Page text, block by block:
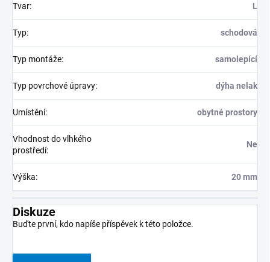
Tvar: L
Typ: schodová
Typ montáže: samolepící
Typ povrchové úpravy: dýha nelak
Umístění: obytné prostory
Vhodnost do vlhkého
prostředí:
Ne
Výška: 20 mm
Diskuze
Buďte první, kdo napíše příspěvek k této položce.